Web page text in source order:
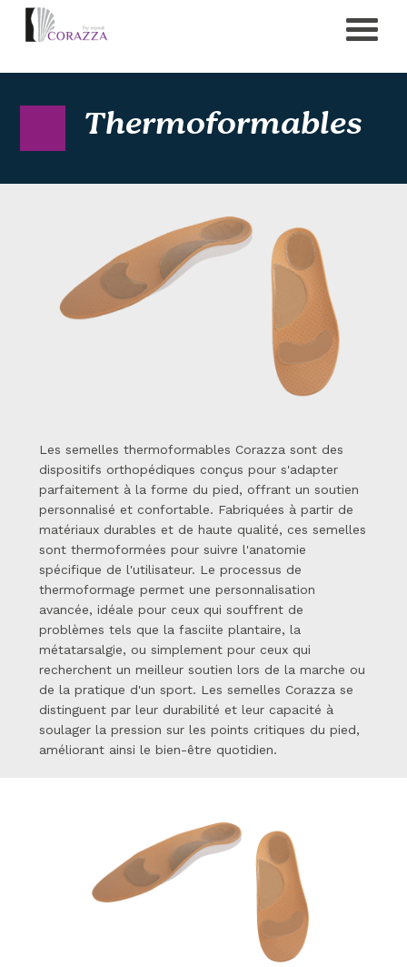
Thermoformables
Les semelles thermoformables Corazza sont des
dispositifs orthopédiques conçus pour s'adapter
parfaitement à la forme du pied, offrant un soutien
personnalisé et confortable. Fabriquées à partir de
matériaux durables et de haute qualité, ces semelles
sont thermoformées pour suivre l'anatomie
spécifique de l'utilisateur. Le processus de
thermoformage permet une personnalisation
avancée, idéale pour ceux qui souffrent de
problèmes tels que la fasciite plantaire, la
métatarsalgie, ou simplement pour ceux qui
recherchent un meilleur soutien lors de la marche ou
de la pratique d'un sport. Les semelles Corazza se
distinguent par leur durabilité et leur capacité à
soulager la pression sur les points critiques du pied,
améliorant ainsi le bien-être quotidien.